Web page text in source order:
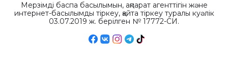
Мерзімді баспа басылымын, ақпарат агенттігін және
интернет-басылымды тіркеу, қайта тіркеу туралы куәлік
03.07.2019 ж. берілген № 17772-СИ.